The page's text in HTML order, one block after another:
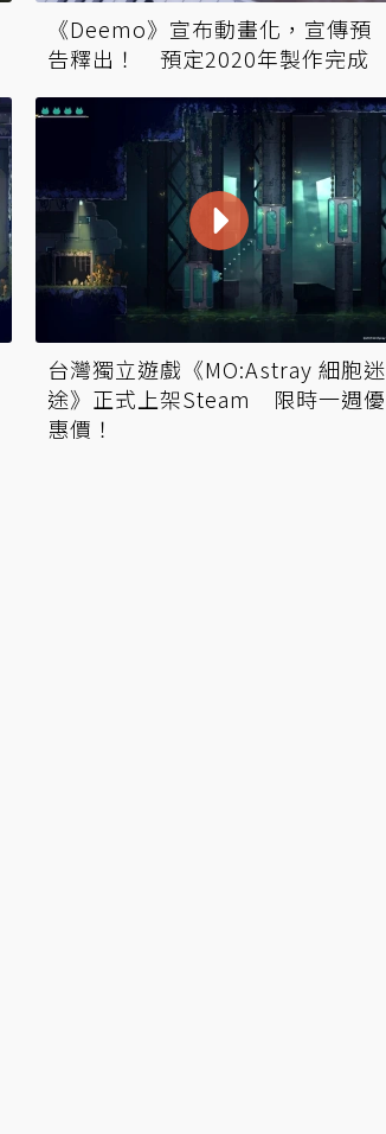
《Deemo》宣布動畫化，宣傳預
告釋出！ 預定2020年製作完成
台灣獨立遊戲《MO:Astray 細胞迷
途》正式上架Steam 限時一週優
惠價！